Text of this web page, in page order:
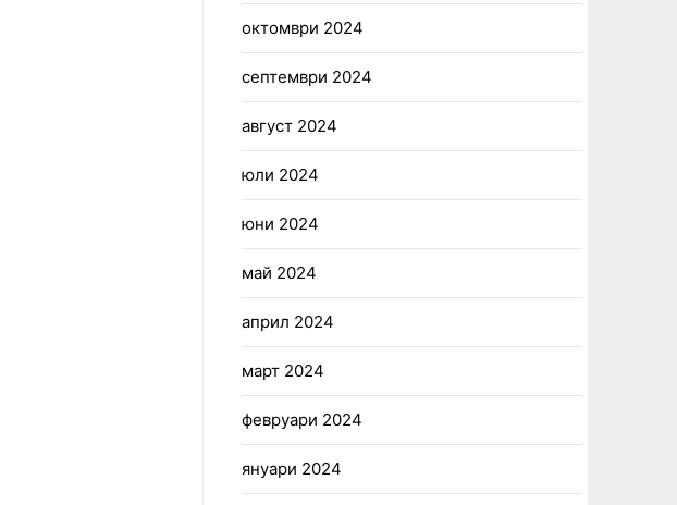
октомври 2024
септември 2024
август 2024
юли 2024
юни 2024
май 2024
април 2024
март 2024
февруари 2024
януари 2024